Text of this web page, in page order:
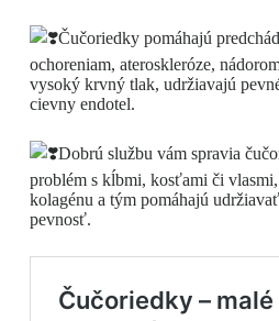
Čučoriedky pomáhajú
ochoreniam, ateroskleróze,
vysoký krvný tlak, udržiavajú
cievny endotel.
Dobrú službu vám spravia
problém s kĺbmi, kosťami či
kolagénu a tým pomáhajú
pevnosť.